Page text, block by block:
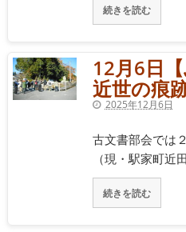
続きを読む
12月6日
近世の痕
2025年12月6日
古文書部会では
（現・駅家町近
続きを読む